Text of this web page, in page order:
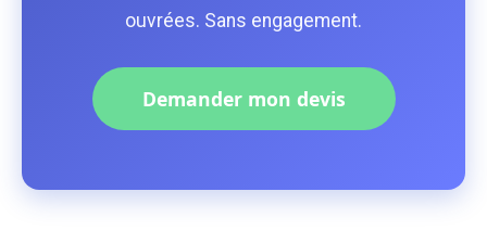
ouvrées. Sans engagement.
Demander mon devis